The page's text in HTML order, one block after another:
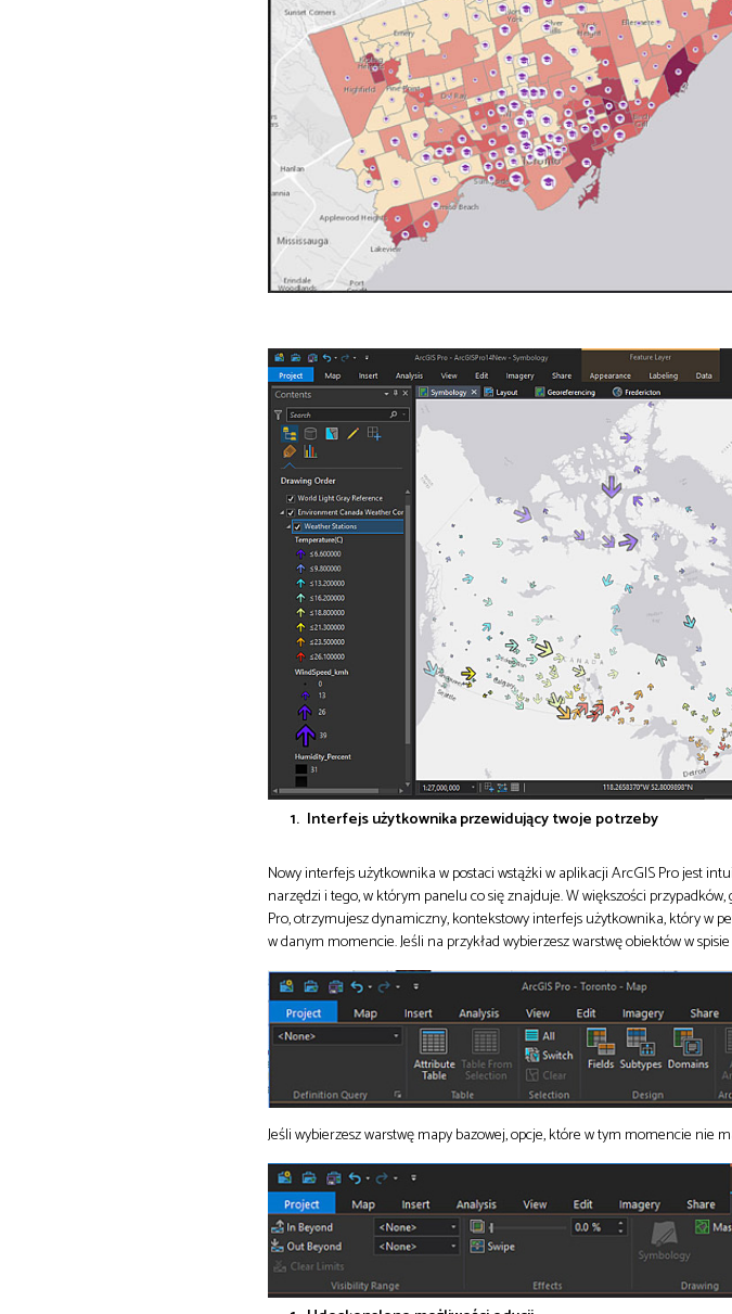
Interfejs użytkownika przewidujący twoje potrzeby
Nowy interfejs użytkownika w postaci wstążki w aplikacji ArcGIS Pro jest
narzędzi i tego, w którym panelu co się znajduje. W większości
Pro, otrzymujesz dynamiczny, kontekstowy interfejs użytkownika, który w
w danym momencie. Jeśli na przykład wybierzesz warstwę obiektów w
Jeśli wybierzesz warstwę mapy bazowej, opcje, które w tym momencie nie